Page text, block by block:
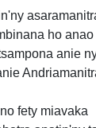
ho
anie
fety miavaka